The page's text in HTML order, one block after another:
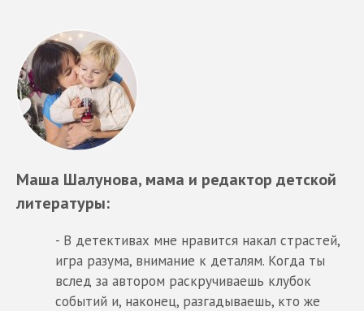
Маша Шалунова, мама и редактор детской
литературы:
- В детективах мне нравится накал страстей,
игра разума, внимание к деталям. Когда ты
вслед за автором раскручиваешь клубок
событий и, наконец, разгадываешь, кто же